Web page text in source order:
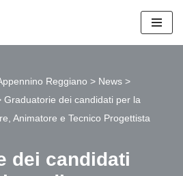
Reggiano > News >
Graduatorie dei candidati per la
Animatore e Tecnico Progettista
dei candidati